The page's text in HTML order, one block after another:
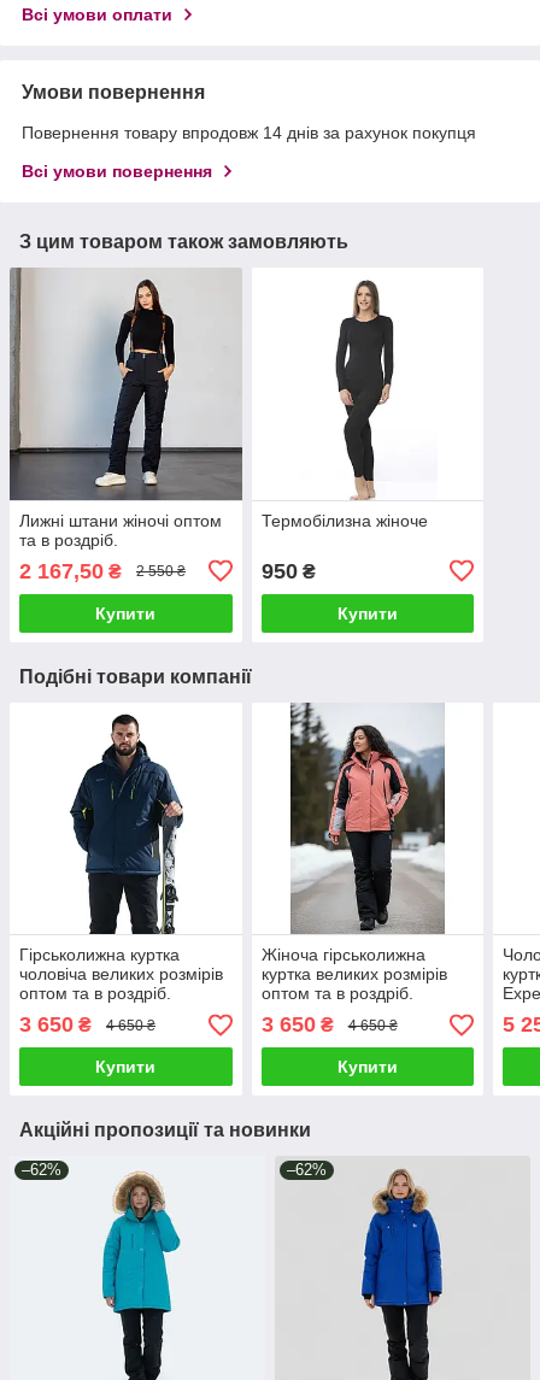
Всі умови оплати
Умови повернення
Повернення товару впродовж 14 днів за рахунок покупця
Всі умови повернення
З цим товаром також замовляють
Лижні штани жіночі оптом
та в роздріб.
2 167,50 ₴ 2 550 ₴
Купити
Термобілизна жіноче
950₴
Купити
Подібні товари компанії
Гірськолижна куртка
чоловіча великих розмірів
оптом та в роздріб.
3 650 ₴ 4 650 ₴
Купити
Жіноча гірськолижна
куртка великих розмірів
оптом та в роздріб.
3 650₴ 4 650 ₴
Купити
5
Акційні пропозиції та новинки
–62% –62%